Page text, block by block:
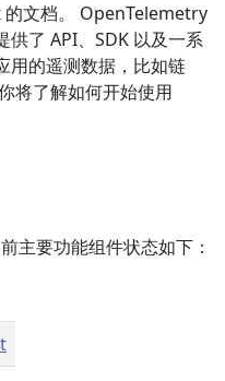
文档。 OpenTelemetry
供了 API、SDK 以及一系
用的遥测数据，比如链
将了解如何开始使用
主要功能组件状态如下：